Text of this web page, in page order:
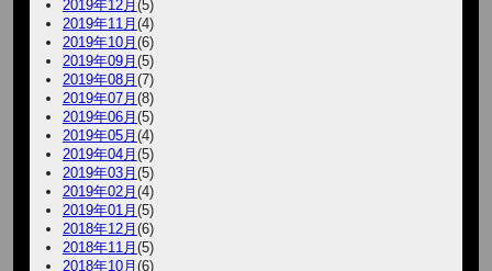
2019年12月 (5)
2019年11月(4)
2019年10月(6)
2019年09月(5)
2019年08月(7)
2019年07月(8)
2019年06月(5)
2019年05月(4)
2019年04月(5)
2019年03月(5)
2019年02月(4)
2019年01月(5)
2018年12月(6)
2018年11月(5)
2018年10月(6)